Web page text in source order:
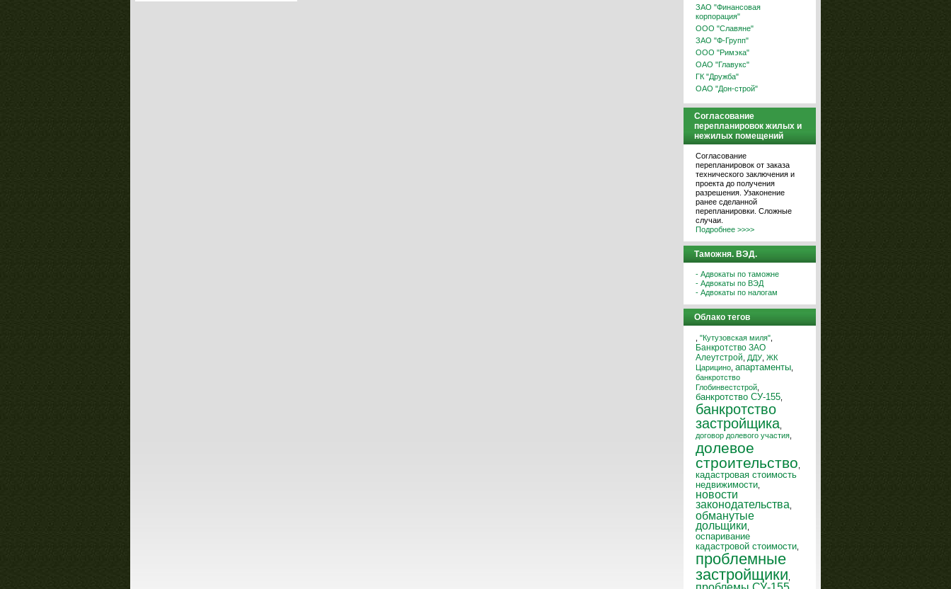
ЗАО "Финансовая
корпорация"
ООО "Славяне"
ЗАО "Ф-Групп"
ООО "Римэка"
ОАО "Главукс"
ГК "Дружба"
ОАО "Дон-строй"
Согласование
перепланировок жилых и
нежилых помещений
Согласование
перепланировок от заказа
технического заключения и
проекта до получения
разрешения. Узаконение
ранее сделанной
перепланировки. Сложные
случаи.
Подробнее >>>>
Таможня. ВЭД.
- Адвокаты по таможне
- Адвокаты по ВЭД
- Адвокаты по налогам
Облако тегов
"Кутузовская миля"
Банкротство ЗАО
Алеутстрой
ДДУ ЖК
Царицино апартаменты
банкротство
Глобинвестстрой
банкротство СУ-155
банкротство
застройщика
договор долевого участия
долевое
строительство
кадастровая стоимость
недвижимости
новости
законодательства
обманутые
дольщики
оспаривание
кадастровой стоимости
проблемные
застройщики